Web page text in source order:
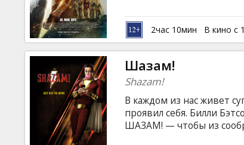
B2B
Клуб
завершается, когда
троица древних богинь
Билли – он же Шазам – и
жизни и судьбу своего
латышском и русском
2час 10мин В кино с
Шазам!
Shazam!
В каждом из нас живет
проявил себя. Билли
ШАЗАМ! — чтобы из